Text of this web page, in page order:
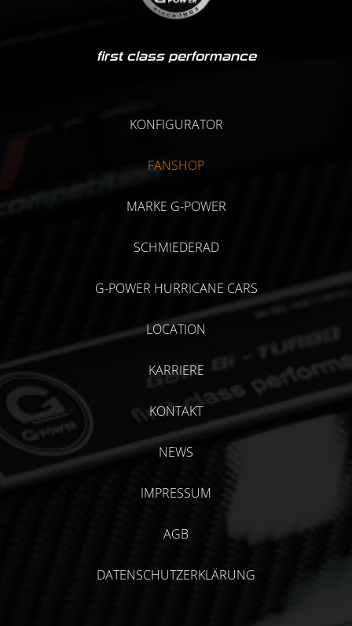
first class performance
KONFIGURATOR
FANSHOP
MARKE G-POWER
SCHMIEDERAD
G-POWER HURRICANE CARS
LOCATION
KARRIERE
KONTAKT
NEWS
IMPRESSUM
AGB
DATENSCHUTZERKLÄRUNG